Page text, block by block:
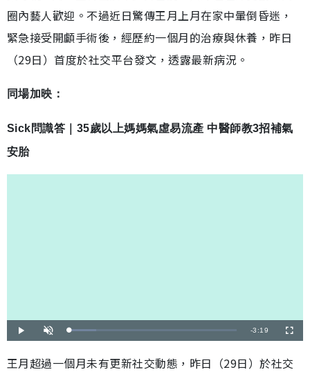
圈內藝人歡迎。不過近日驚傳王月上月在家中暈倒昏迷，
緊急接受開顱手術後，經歷約一個月的治療與休養，昨日
（29日）首度於社交平台發文，透露最新病況。
同場加映：
Sick問識答｜35歲以上媽媽氣虛易流產 中醫師教3招補氣
安胎
播
放
開
啟
載
入
:
1
剩
-3:19
全
螢
王月超過一個月未有更新社交動態，昨日（29日）於社交